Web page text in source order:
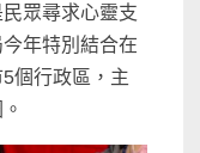
眾尋求心靈支
年特別結合在
個行政區，主